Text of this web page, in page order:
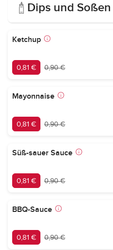
Dips und Soßen
Ketchup
0,81 € 0,90 €
Mayonnaise
0,81 € 0,90 €
Süß-sauer Sauce
0,81 € 0,90 €
BBQ-Sauce
0,81 € 0,90 €